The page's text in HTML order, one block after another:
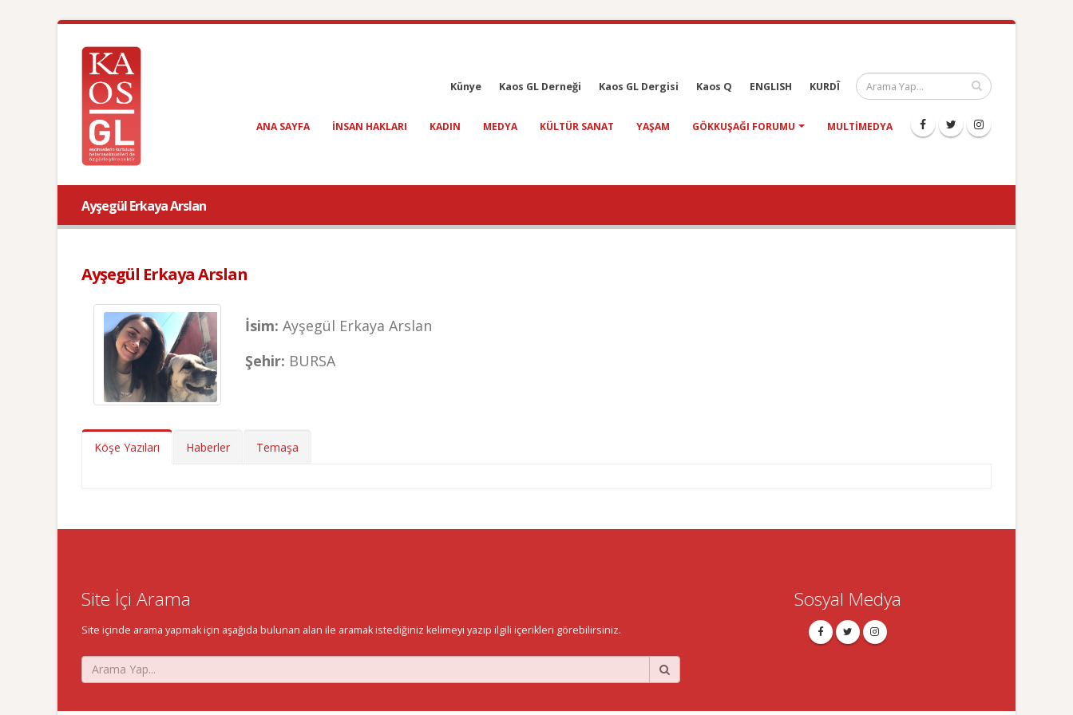
Künye Kaos GL Derneği Kaos GL Dergisi Kaos Q ENGLISH KURDÎ
ANA SAYFA INSAN HAKLARI KADIN MEDYA KÜLTÜR SANAT YAŞAM GÖKKUŞAĞI FORUMU MULTIMEDYA
Ayşegül Erkaya Arslan
Ayşegül Erkaya Arslan
İsim: Ayşegül Erkaya Arslan
Şehir: BURSA
Köşe Yazıları Haberler Temaşa
Site İçi Arama
Site içinde arama yapmak için aşağıda bulunan alan ile aramak istediğiniz kelimeyi yazıp ilgili içerikleri görebilirsiniz.
Sosyal Medya